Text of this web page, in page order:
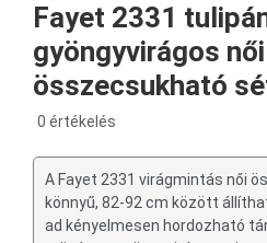
Fayet 2331
gyöngyvirágos női
összecsukható
0 értékelés
A Fayet 2331 virágmintás női
könnyű, 82-92 cm között
ad kényelmesen hordozható